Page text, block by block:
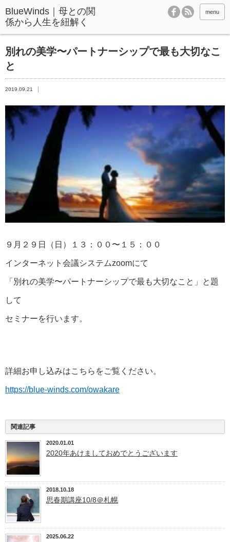
BlueWinds｜母との関
係から人生を紐解く
menu
別れの美学〜パートナーシップで最も大切なこ
と
2019.09.21
９月２９日（日）１３：００〜１５：００
インターネット会議システムzoomにて
「別れの美学〜パートナーシップで最も大切なこと」と題
して
セミナーを行います。
詳細お申し込みはこちらをご覧ください。
https://blue-winds.com/owakare
関連記事
2020.01.01
2020年あけましておめでとうございます
2018.10.18
思春期講座10/8＠札幌
2025.06.22